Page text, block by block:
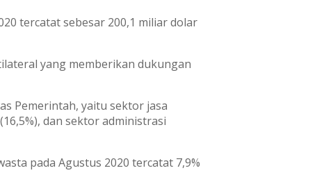
tercatat sebesar 200,1 miliar dolar
yang memberikan dukungan
Pemerintah, yaitu sektor jasa
dan sektor administrasi
pada Agustus 2020 tercatat 7,9%